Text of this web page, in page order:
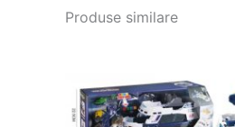
Produse similare